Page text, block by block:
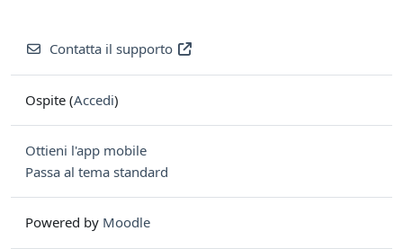
Contatta il supporto
Ospite (Accedi)
Ottieni l'app mobile
Passa al tema standard
Powered by Moodle